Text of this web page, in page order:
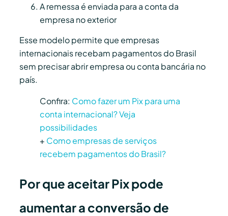
A remessa é enviada para a conta da
empresa no exterior
Esse modelo permite que empresas
internacionais recebam pagamentos do Brasil
sem precisar abrir empresa ou conta bancária no
país.
Confira: Como fazer um Pix para uma
conta internacional? Veja
possibilidades
+ Como empresas de serviços
recebem pagamentos do Brasil?
Por que aceitar Pix pode
aumentar a conversão de